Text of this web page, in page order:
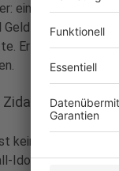
ein alter
nach Saudi-
Er soll das Team
Zidane ist neuer
keine
Idol Zinédine